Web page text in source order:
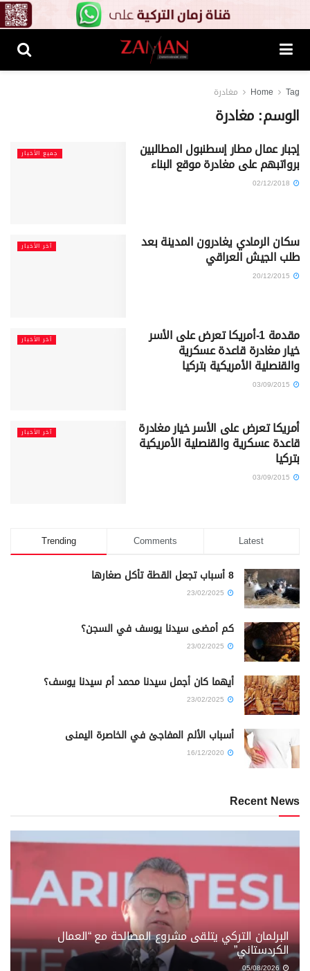
Home Tag مغادرة
الوسم:مغادرة
جميع الأخبار إجبار عمال مطار إسطنبول المطالبين
برواتبهم على مغادرة موقع البناء
آخر الأخبار سكان الرمادي يغادرون المدينة بعد
طلب الجيش العراقي
آخر الأخبار مقدمة 1-أمريكا تعرض على الأسر
خيار مغادرة قاعدة عسكرية
والقنصلية الأمريكية بتركيا
آخر الأخبار أمريكا تعرض على الأسر خيار مغادرة
قاعدة عسكرية والقنصلية الأمريكية
بتركيا
Trending Comments Latest
8 أسباب تجعل القطة تأكل صغارها
كم أمضى سيدنا يوسف في السجن؟
أيهما كان أجمل سيدنا محمد أم سيدنا يوسف؟
أسباب الألم المفاجئ في الخاصرة اليمنى
Recent News
البرلمان التركي يتلقى مشروع المصالحة مع “العمال
الكردستاني”